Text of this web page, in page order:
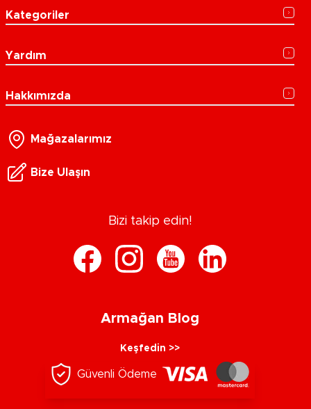
Kategoriler
Yardım
Hakkımızda
Mağazalarımız
Bize Ulaşın
Bizi takip edin!
Armağan Blog
Keşfedin >>
Güvenli Ödeme